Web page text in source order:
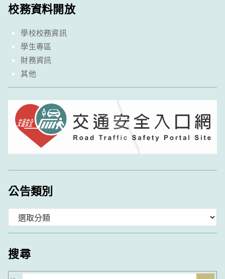
校務資料開放
學校校務資訊
學生專區
財務資訊
其他
公告類別
類
搜尋